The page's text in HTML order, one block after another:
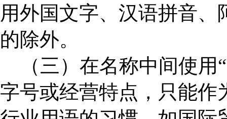
用外国文字、汉语拼音
的除外。
（三）在名称中间使用
字号或经营特点，只能作